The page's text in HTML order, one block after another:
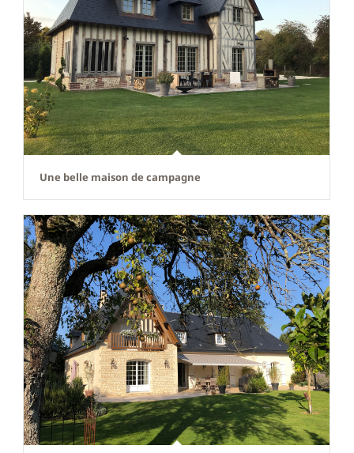
Une belle maison de campagne